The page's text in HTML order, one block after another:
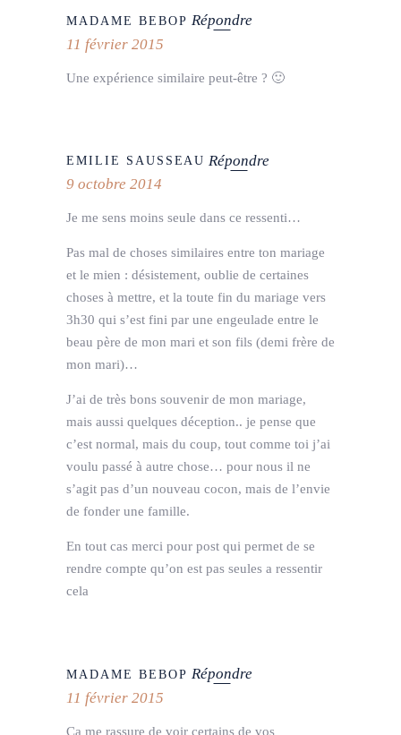
MADAME BEBOP Répondre
11 février 2015
Une expérience similaire peut-être ? 🙂
EMILIE SAUSSEAU Répondre
9 octobre 2014
Je me sens moins seule dans ce ressenti…
Pas mal de choses similaires entre ton mariage
et le mien : désistement, oublie de certaines
choses à mettre, et la toute fin du mariage vers
3h30 qui s’est fini par une engeulade entre le
beau père de mon mari et son fils (demi frère de
mon mari)…
J’ai de très bons souvenir de mon mariage,
mais aussi quelques déception.. je pense que
c’est normal, mais du coup, tout comme toi j’ai
voulu passé à autre chose… pour nous il ne
s’agit pas d’un nouveau cocon, mais de l’envie
de fonder une famille.
En tout cas merci pour post qui permet de se
rendre compte qu’on est pas seules a ressentir
cela
MADAME BEBOP Répondre
11 février 2015
Ça me rassure de voir certains de vos